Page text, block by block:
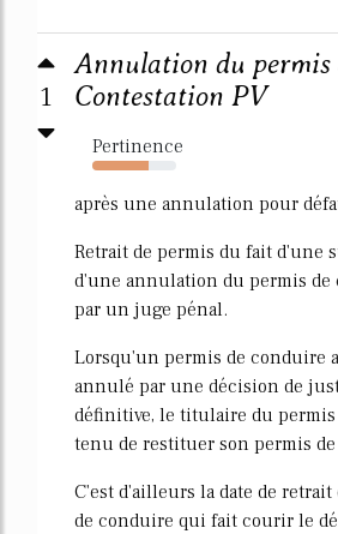
1
Annulation du permis
Contestation PV
Pertinence
67%
après une annulation pour
Retrait de permis du fait d'une
d'une annulation du permis de
par un juge pénal.
Lorsqu'un permis de conduire
annulé par une décision de
définitive, le titulaire du
tenu de restituer son permis
C'est d'ailleurs la date de
de conduire qui fait courir le